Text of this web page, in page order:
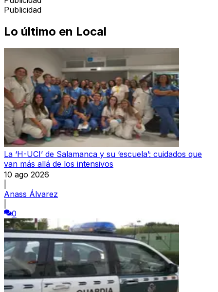
Publicidad
Lo último en Local
La ‘H-UCI’ de Salamanca y su ‘escuela’: cuidados que
van más allá de los intensivos
10 ago 2026
Anass Álvarez
0